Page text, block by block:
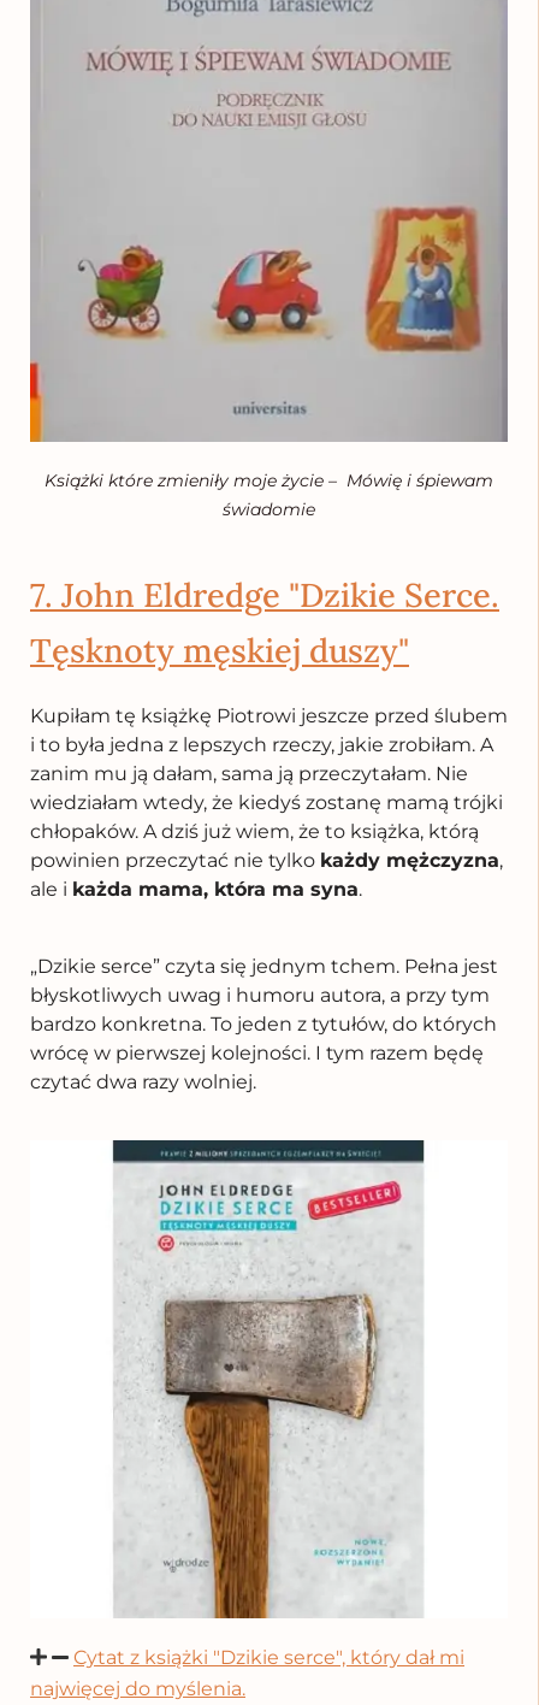
Książki które zmieniły moje życie – Mówię i śpiewam
świadomie
7. John Eldredge "Dzikie Serce.
Tęsknoty męskiej duszy"
Kupiłam tę książkę Piotrowi jeszcze przed ślubem
i to była jedna z lepszych rzeczy, jakie zrobiłam. A
zanim mu ją dałam, sama ją przeczytałam. Nie
wiedziałam wtedy, że kiedyś zostanę mamą trójki
chłopaków. A dziś już wiem, że to książka, którą
powinien przeczytać nie tylko każdy mężczyzna,
ale i każda mama, która ma syna.
„Dzikie serce” czyta się jednym tchem. Pełna jest
błyskotliwych uwag i humoru autora, a przy tym
bardzo konkretna. To jeden z tytułów, do których
wrócę w pierwszej kolejności. I tym razem będę
czytać dwa razy wolniej.
Cytat z książki "Dzikie serce", który dał mi
najwięcej do myślenia.